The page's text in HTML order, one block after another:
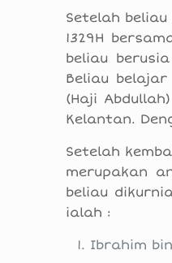
Setelah
1329H
beliau
Beliau
(Haji
Kelantan.
Setelah
merupakan
beliau
ialah :
Ibrahim bin